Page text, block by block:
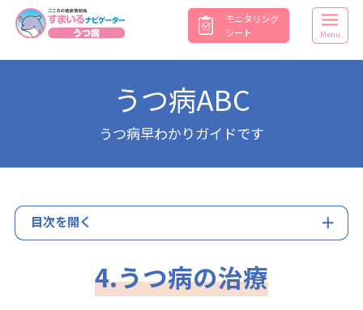
モニタリング
シート
Menu
うつ病ABC
うつ病早わかりガイドです
目次を開く
4.うつ病の治療